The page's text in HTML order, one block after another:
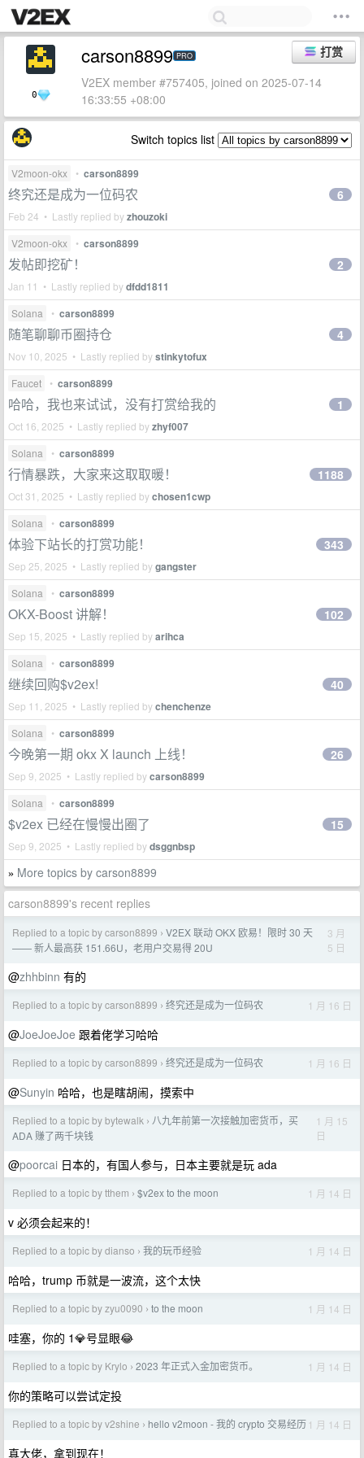
0
打赏
carson8899 PRO
V2EX member #757405, joined on 2025-07-14
16:33:55 +08:00
Switch topics list
V2moon-okx • carson8899
终究还是成为一位码农
Feb 24 • Lastly replied byzhouzoki
6
V2moon-okx • carson8899
发帖即挖矿！
Jan 11 • Lastly replied bydfdd1811
2
Solana • carson8899
随笔聊聊币圈持仓
Nov 10, 2025 • Lastly replied bystinkytofux
4
Faucet • carson8899
哈哈，我也来试试，没有打赏给我的
Oct 16, 2025 • Lastly replied byzhyf007
1
Solana • carson8899
行情暴跌，大家来这取取暖！
Oct 31, 2025 • Lastly replied bychosen1cwp
1188
Solana • carson8899
体验下站长的打赏功能！
Sep 25, 2025 • Lastly replied bygangster
343
Solana • carson8899
OKX-Boost 讲解！
Sep 15, 2025 • Lastly replied byarihca
102
Solana • carson8899
继续回购$v2ex!
Sep 11, 2025 • Lastly replied bychenchenze
40
Solana • carson8899
今晚第一期 okx X launch 上线！
Sep 9, 2025 • Lastly replied bycarson8899
26
Solana • carson8899
$v2ex 已经在慢慢出圈了
Sep 9, 2025 • Lastly replied bydsggnbsp
15
» More topics by carson8899
carson8899's recent replies
Replied to a topic by carson8899 › V2EX 联动 OKX 欧易！限时 30 天
—— 新人最高获 151.66U，老用户交易得 20U
3 月
5 日
@zhhbinn 有的
Replied to a topic by carson8899 › 终究还是成为一位码农 1 月 16 日
@JoeJoeJoe 跟着佬学习哈哈
Replied to a topic by carson8899 › 终究还是成为一位码农 1 月 16 日
@Sunyin 哈哈，也是瞎胡闹，摸索中
Replied to a topic by bytewalk › 八九年前第一次接触加密货币，买
ADA 赚了两千块钱
1 月 15
日
@poorcai 日本的，有国人参与，日本主要就是玩 ada
Replied to a topic by tthem › $v2ex to the moon 1 月 14 日
v 必须会起来的！
Replied to a topic by dianso › 我的玩币经验 1 月 14 日
哈哈，trump 币就是一波流，这个太快
Replied to a topic by zyu0090 › to the moon 1 月 14 日
哇塞，你的 1💎号显眼😂
Replied to a topic by Krylo › 2023 年正式入金加密货币。 1 月 14 日
你的策略可以尝试定投
Replied to a topic by v2shine › hello v2moon - 我的 crypto 交易经历 1 月 14 日
真大佬，拿到现在！